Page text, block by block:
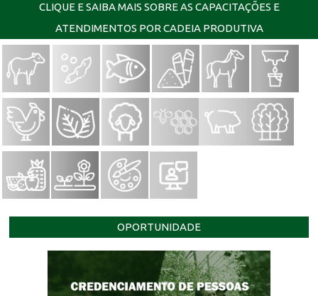
CLIQUE E SAIBA MAIS SOBRE AS CAPACITAÇÕES E
ATENDIMENTOS POR CADEIA PRODUTIVA
OPORTUNIDADE